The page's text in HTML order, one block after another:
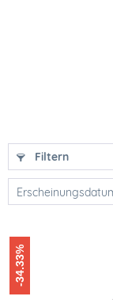
Filtern
-34.33%